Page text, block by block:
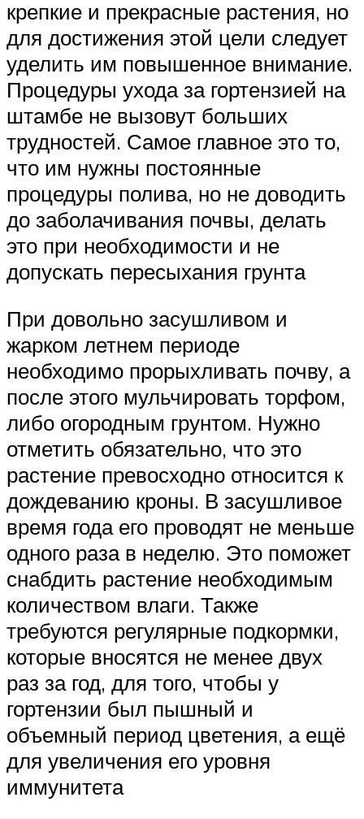
крепкие и прекрасные растения, но
для достижения этой цели следует
уделить им повышенное внимание.
Процедуры ухода за гортензией на
штамбе не вызовут больших
трудностей. Самое главное это то,
что им нужны постоянные
процедуры полива, но не доводить
до заболачивания почвы, делать
это при необходимости и не
допускать пересыхания грунта
При довольно засушливом и
жарком летнем периоде
необходимо прорыхливать почву, а
после этого мульчировать торфом,
либо огородным грунтом. Нужно
отметить обязательно, что это
растение превосходно относится к
дождеванию кроны. В засушливое
время года его проводят не меньше
одного раза в неделю. Это поможет
снабдить растение необходимым
количеством влаги. Также
требуются регулярные подкормки,
которые вносятся не менее двух
раз за год, для того, чтобы у
гортензии был пышный и
объемный период цветения, а ещё
для увеличения его уровня
иммунитета